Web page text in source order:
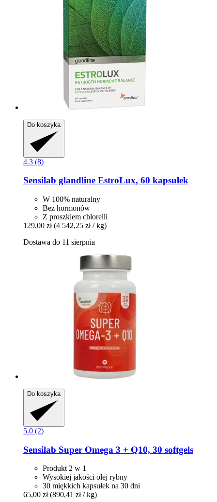
Do koszyka
4.3 (8)
Sensilab glandline EstroLux, 60 kapsułek
W 100% naturalny
Bez hormonów
Z proszkiem chlorelli
129,00 zł (4 542,25 zł / kg)
Dostawa do 11 sierpnia
Do koszyka
5.0 (2)
Sensilab Super Omega 3 + Q10, 30 softgels
Produkt 2 w 1
Wysokiej jakości olej rybny
30 miękkich kapsułek na 30 dni
65,00 zł (890,41 zł / kg)